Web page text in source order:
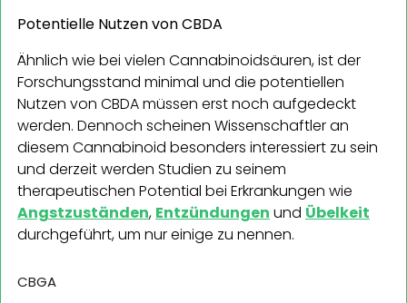
Potentielle Nutzen von CBDA
Ähnlich wie bei vielen Cannabinoidsäuren, ist der
Forschungsstand minimal und die potentiellen
Nutzen von CBDA müssen erst noch aufgedeckt
werden. Dennoch scheinen Wissenschaftler an
diesem Cannabinoid besonders interessiert zu sein
und derzeit werden Studien zu seinem
therapeutischen Potential bei Erkrankungen wie
Angstzuständen, Entzündungen und Übelkeit
durchgeführt, um nur einige zu nennen.
CBGA